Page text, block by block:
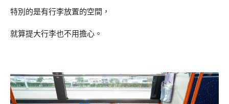
特別的是有行李放置的空間，
就算提大行李也不用擔心。